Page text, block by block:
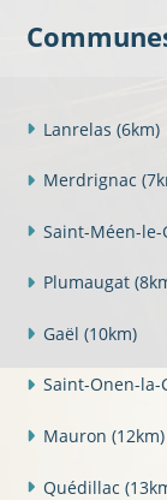
Lanrelas (6km)
Merdrignac
Saint-Méen-le-
Plumaugat
Gaël (10km)
Saint-Onen-la-
Mauron (12km)
Quédillac